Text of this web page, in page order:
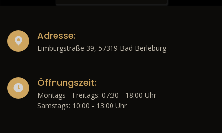
Adresse:
Limburgstraße 39, 57319 Bad Berleburg
Öffnungszeit:
Montags - Freitags: 07:30 - 18:00 Uhr
Samstags: 10:00 - 13:00 Uhr